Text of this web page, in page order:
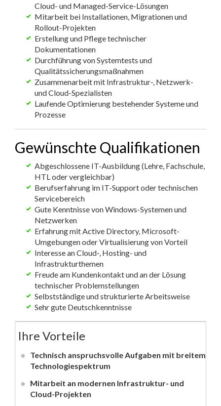
Cloud- und Managed-Service-Lösungen
Mitarbeit bei Installationen, Migrationen und
Rollout-Projekten
Erstellung und Pflege technischer
Dokumentationen
Durchführung von Systemtests und
Qualitätssicherungsmaßnahmen
Zusammenarbeit mit Infrastruktur-, Netzwerk-
und Cloud-Spezialisten
Laufende Optimierung bestehender Systeme und
Prozesse
Gewünschte Qualifikationen
Abgeschlossene IT-Ausbildung (Lehre, Fachschule,
HTL oder vergleichbar)
Berufserfahrung im IT-Support oder technischen
Servicebereich
Gute Kenntnisse von Windows-Systemen und
Netzwerken
Erfahrung mit Active Directory, Microsoft-
Umgebungen oder Virtualisierung von Vorteil
Interesse an Cloud-, Hosting- und
Infrastrukturthemen
Freude am Kundenkontakt und an der Lösung
technischer Problemstellungen
Selbstständige und strukturierte Arbeitsweise
Sehr gute Deutschkenntnisse
Ihre Vorteile
Technisch anspruchsvolle Aufgaben mit breitem
Technologiespektrum
Mitarbeit an modernen Infrastruktur- und
Cloud-Projekten